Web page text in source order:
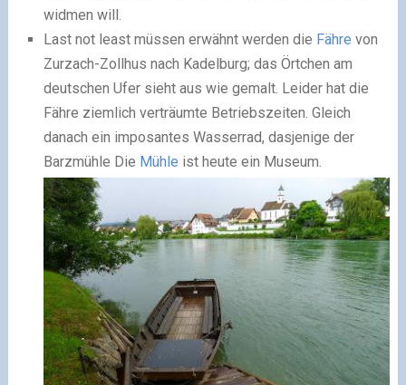
widmen will.
Last not least müssen erwähnt werden die Fähre von
Zurzach-Zollhus nach Kadelburg; das Örtchen am
deutschen Ufer sieht aus wie gemalt. Leider hat die
Fähre ziemlich verträumte Betriebszeiten. Gleich
danach ein imposantes Wasserrad, dasjenige der
Barzmühle Die Mühle ist heute ein Museum.